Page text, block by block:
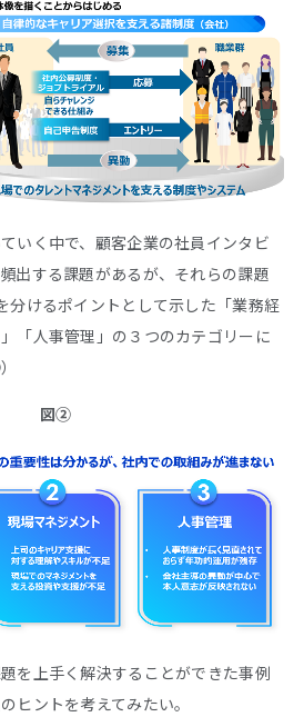
いく中で、顧客企業の社員インタビ
出する課題があるが、それらの課題
分けるポイントとして示した「業務経
「人事管理」の３つのカテゴリーに
図②
を上手く解決することができた事例
ヒントを考えてみたい。